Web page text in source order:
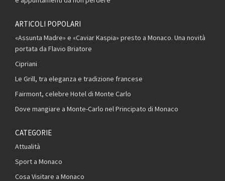
ARTICOLI POPOLARI
«Assunta Madre» e «Caviar Kaspia» presto a Monaco. Una novità
portata da Flavio Briatore
Cipriani
Le Grill, tra eleganza e tradizione francese
Fairmont, celebre Hotel di Monte Carlo
Dove mangiare a Monte-Carlo nel Principato di Monaco
CATEGORIE
Attualità
Sport a Monaco
Cosa Visitare a Monaco